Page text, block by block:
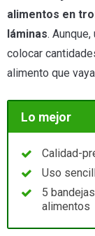
alimentos en
láminas.
colocar
alimento que
Lo mejor
Calidad-
Uso
5
alimentos